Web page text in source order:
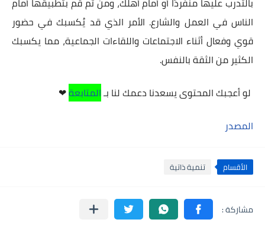
الناس في العمل والشارع. الأمر الذي قد يُكسبك في حضور
قوي وفعال أثناء الاجتماعات واللقاءات الجماعية، مما يكسبك
الكثير من الثقة بالنفس.
لو أعجبك المحتوى يسعدنا دعمك لنا بـالمتابعة❤
المصدر
الأقسام تنمية ذاتية